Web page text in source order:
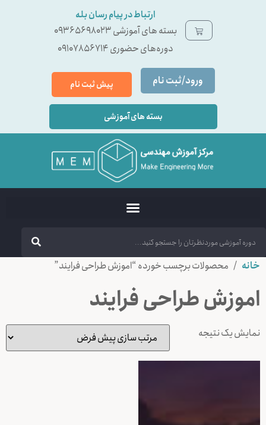
ارتباط در پیام رسان بله
بسته ‌های آموزشی 09365698023
دوره‌های حضوری 09107856714
ورود/ثبت نام پیش ثبت نام
بسته های آموزشی
خانه / محصولات برچسب خورده “اموزش طراحی فرایند”
اموزش طراحی فرایند
نمایش یک نتیجه